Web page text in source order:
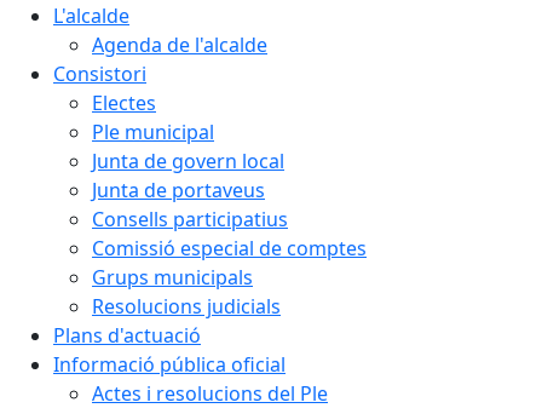
L'alcalde
Agenda de l'alcalde
Consistori
Electes
Ple municipal
Junta de govern local
Junta de portaveus
Consells participatius
Comissió especial de comptes
Grups municipals
Resolucions judicials
Plans d'actuació
Informació pública oficial
Actes i resolucions del Ple